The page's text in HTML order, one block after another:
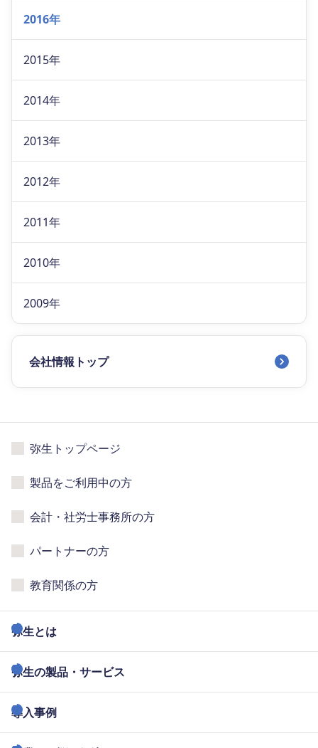
2016年
2015年
2014年
2013年
2012年
2011年
2010年
2009年
会社情報トップ
弥生トップページ
製品をご利用中の方
会計・社労士事務所の方
パートナーの方
教育関係の方
弥生とは
弥生の製品・サービス
導入事例